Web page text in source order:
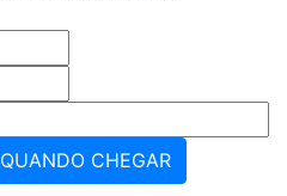
AVISE-ME QUANDO CHEGAR